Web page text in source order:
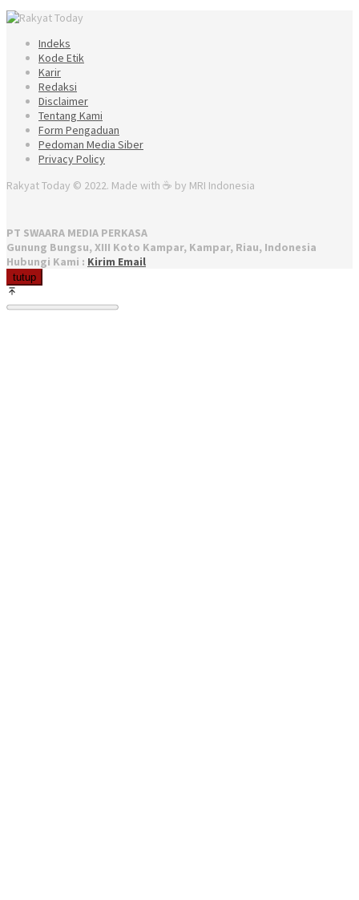
Indeks
Kode Etik
Karir
Redaksi
Disclaimer
Tentang Kami
Form Pengaduan
Pedoman Media Siber
Privacy Policy
Rakyat Today © 2022. Made with ☕ by MRI Indonesia
PT SWAARA MEDIA PERKASA
Gunung Bungsu, XIII Koto Kampar, Kampar, Riau, Indonesia
Hubungi Kami : Kirim Email
tutup